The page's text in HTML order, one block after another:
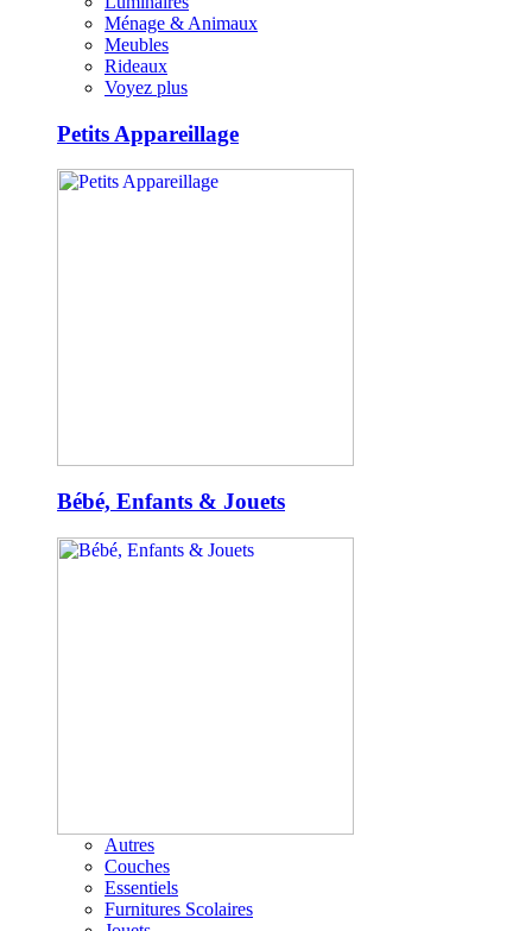
Ménage & Animaux
Meubles
Rideaux
Voyez plus
Petits Appareillage
Bébé, Enfants & Jouets
Autres
Couches
Essentiels
Furnitures Scolaires